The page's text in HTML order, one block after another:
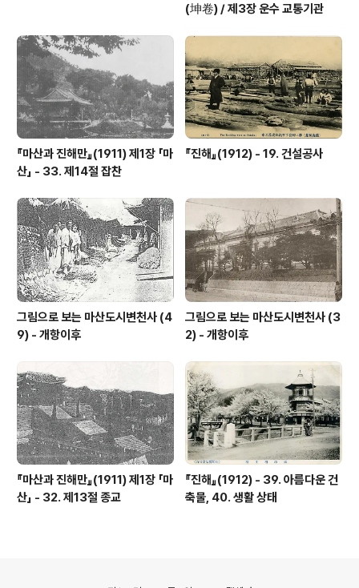
(坤卷) / 제3장 운수 교통기관
『마산과 진해만』(1911) 제1장 「마
산」 - 33. 제14절 잡찬
『진해』(1912) - 19. 건설공사
그림으로 보는 마산도시변천사 (4
9) - 개항이후
그림으로 보는 마산도시변천사 (3
2) - 개항이후
『마산과 진해만』(1911) 제1장 「마
산」 - 32. 제13절 종교
『진해』(1912) - 39. 아름다운 건
축물, 40. 생활 상태